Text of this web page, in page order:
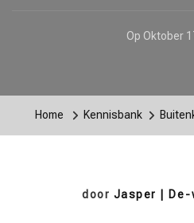
Op Oktober
Home Kennisbank
door Jasper | De-